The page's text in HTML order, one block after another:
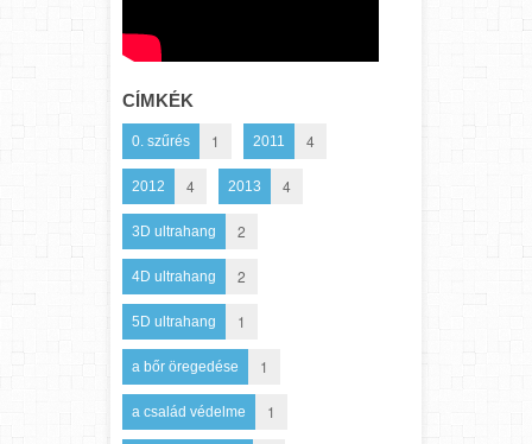
CÍMKÉK
0. szűrés 1 2011 4
2012 4 2013 4
3D ultrahang 2
4D ultrahang 2
5D ultrahang 1
a bőr öregedése 1
a család védelme 1